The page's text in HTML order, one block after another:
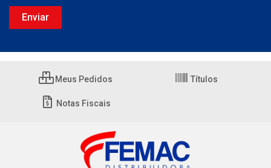
Meus Pedidos Títulos
Notas Fiscais